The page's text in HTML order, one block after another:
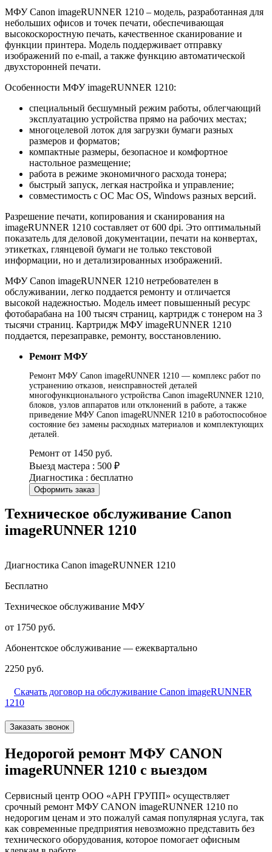
МФУ Canon imageRUNNER 1210 – модель, разработанная для
небольших офисов и точек печати, обеспечивающая
высокоскоростную печать, качественное сканирование и
функции принтера. Модель поддерживает отправку
изображений по e-mail, а также функцию автоматической
двухсторонней печати.
Особенности МФУ imageRUNNER 1210:
специальный бесшумный режим работы, облегчающий
эксплуатацию устройства прямо на рабочих местах;
многоцелевой лоток для загрузки бумаги разных
размеров и форматов;
компактные размеры, безопасное и комфортное
настольное размещение;
работа в режиме экономичного расхода тонера;
быстрый запуск, легкая настройка и управление;
совместимость с ОС Mac OS, Windows разных версий.
Разрешение печати, копирования и сканирования на
imageRUNNER 1210 составляет от 600 dpi. Это оптимальный
показатель для деловой документации, печати на конвертах,
этикетках, глянцевой бумаги не только текстовой
информации, но и детализированных изображений.
МФУ Canon imageRUNNER 1210 нетребователен в
обслуживании, легко поддается ремонту и отличается
высокой надежностью. Модель имеет повышенный ресурс
фотобарабана на 100 тысяч страниц, картридж с тонером на 3
тысячи страниц. Картридж МФУ imageRUNNER 1210
поддается, перезаправке, ремонту, восстановлению.
Ремонт МФУ
Ремонт МФУ Canon imageRUNNER 1210 — комплекс работ по
устранению отказов, неисправностей деталей
многофункционального устройства Canon imageRUNNER 1210,
блоков, узлов аппаратов или отклонений в работе, а также
приведение МФУ Canon imageRUNNER 1210 в работоспособное
состояние без замены расходных материалов и комплектующих
деталей.
Ремонт от 1450 руб.
Выезд мастера : 500 ₽
Диагностика : бесплатно
Оформить заказ
Техническое обслуживание Canon
imageRUNNER 1210
Диагностика Canon imageRUNNER 1210
Бесплатно
Техническое обслуживание МФУ
от 1750 руб.
Абонентское обслуживание — ежеквартально
2250 руб.
Скачать договор на обслуживание Canon imageRUNNER
1210
Заказать звонок
Недорогой ремонт МФУ CANON
imageRUNNER 1210 с выездом
Сервисный центр ООО «АРН ГРУПП» осуществляет
срочный ремонт МФУ CANON imageRUNNER 1210 по
недорогим ценам и это пожалуй самая популярная услуга, так
как современные предприятия невозможно представить без
технического оборудования, которое помогает офисным